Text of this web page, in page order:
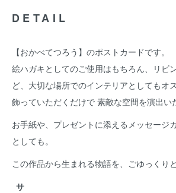
DETAIL
【おかべてつろう】のポストカードです。
絵ハガキとしてのご使用はもちろん、リビ
ど、大切な場所でのインテリアとしてもオ
飾っていただくだけで 素敵な空間を演出い
お手紙や、プレゼントに添えるメッセージ
としても。
この作品から生まれる物語を、ごゆっくり
サ